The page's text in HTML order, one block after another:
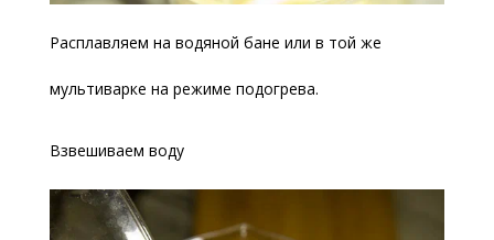
Расплавляем на водяной бане или в той же
мультиварке на режиме подогрева.
Взвешиваем воду